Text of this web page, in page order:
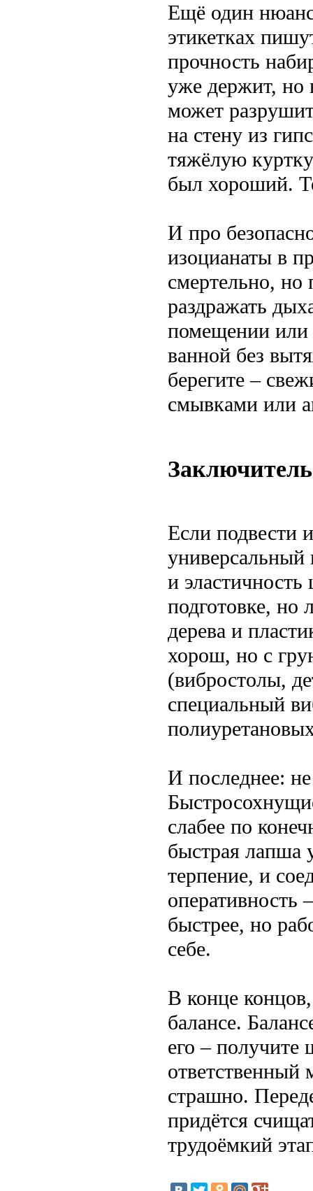
Ещё один
этикетках
прочность
уже держит, но
может
на стену из
тяжёлую
был хороший.
И про
изоцианаты в
смертельно,
раздражать
помещении или
ванной без
берегите –
смывками или
Если подвести
универсальный
и
подготовке, но
дерева и
хорош, но с
(вибростолы,
специальный
И последнее:
слабее по
быстрая лапша
терпение, и
оперативность
быстрее, но
себе.
В конце
балансе.
его – получите
ответственный
страшно.
придётся
трудоёмкий